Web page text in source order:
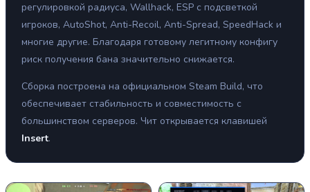
регулировкой радиуса, Wallhack, ESP с подсветкой
игроков, AutoShot, Anti-Recoil, Anti-Spread, SpeedHack и
многие другие. Благодаря готовому легитному конфигу
риск получения бана значительно снижается.
Сборка построена на официальном Steam Build, что
обеспечивает стабильность и совместимость с
большинством серверов. Чит открывается клавишей
Insert.